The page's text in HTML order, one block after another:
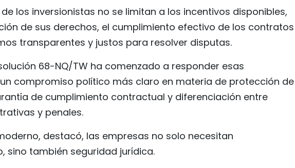
los inversionistas no se limitan a los incentivos disponibles,
de sus derechos, el cumplimiento efectivo de los contratos
transparentes y justos para resolver disputas.
68-NQ/TW ha comenzado a responder esas
compromiso político más claro en materia de protección de
de cumplimiento contractual y diferenciación entre
y penales.
destacó, las empresas no solo necesitan
sino también seguridad jurídica.